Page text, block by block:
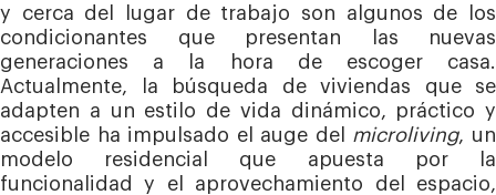
y cerca del lugar de trabajo son algunos de los
condicionantes que presentan las nuevas
generaciones a la hora de escoger casa.
Actualmente, la búsqueda de viviendas que se
adapten a un estilo de vida dinámico, práctico y
accesible ha impulsado el auge del microliving, un
modelo residencial que apuesta por la
funcionalidad y el aprovechamiento del espacio,